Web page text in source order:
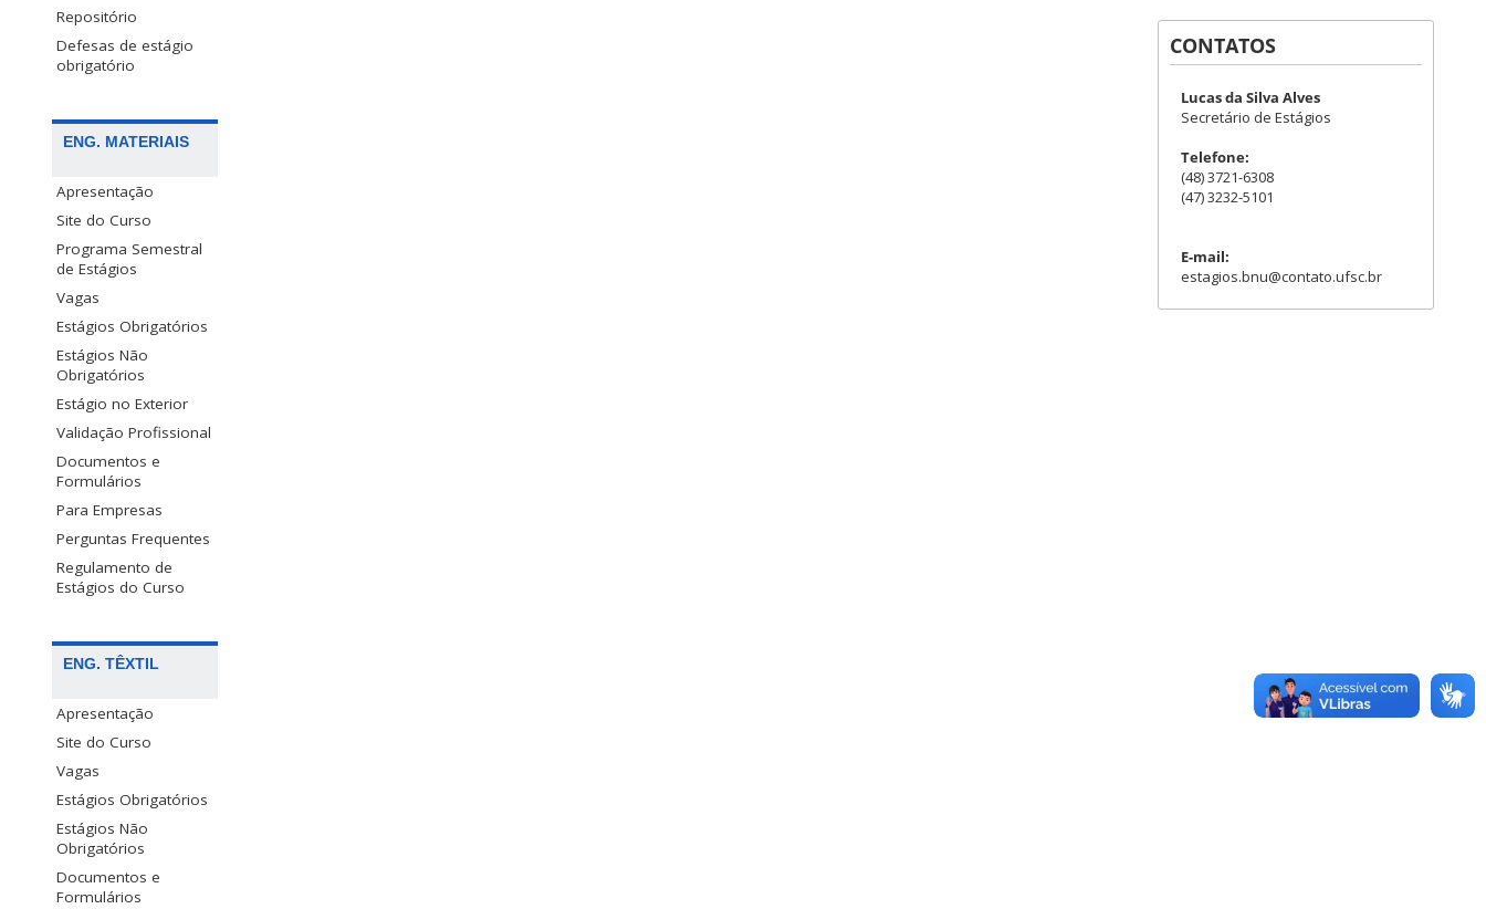
Repositório
Defesas de estágio
obrigatório
ENG. MATERIAIS
Apresentação
Site do Curso
Programa Semestral
de Estágios
Vagas
Estágios Obrigatórios
Estágios Não
Obrigatórios
Estágio no Exterior
Validação Profissional
Documentos e
Formulários
Para Empresas
Perguntas Frequentes
Regulamento de
Estágios do Curso
ENG. TÊXTIL
Apresentação
Site do Curso
Vagas
Estágios Obrigatórios
Estágios Não
Obrigatórios
Documentos e
Formulários
CONTATOS
Lucas da Silva Alves
Secretário de Estágios
Telefone:
(48) 3721-6308
(47) 3232-5101
E-mail:
estagios.bnu@contato.ufsc.br